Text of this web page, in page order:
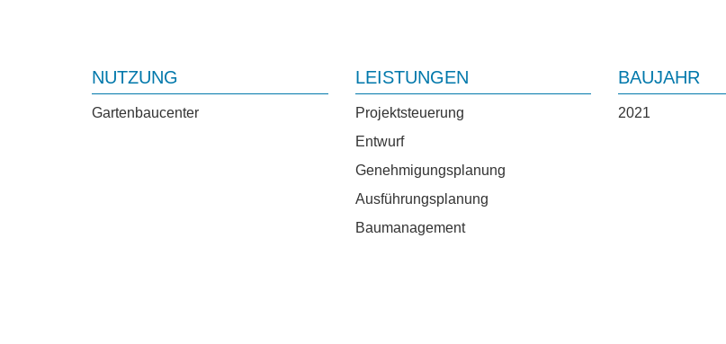
NUTZUNG
Gartenbaucenter
LEISTUNGEN
Projektsteuerung
Entwurf
Genehmigungsplanung
Ausführungsplanung
Baumanagement
BAUJAHR
2021